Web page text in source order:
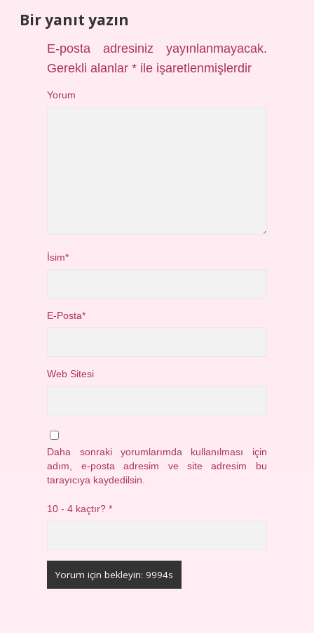
Bir yanıt yazın
E-posta adresiniz yayınlanmayacak.
Gerekli alanlar* ile işaretlenmişlerdir
Yorum
İsim*
E-Posta*
Web Sitesi
Daha sonraki yorumlarımda kullanılması için
adım, e-posta adresim ve site adresim bu
tarayıcıya kaydedilsin.
10 - 4 kaçtır?*